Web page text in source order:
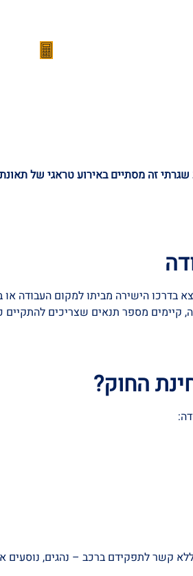
זה מסתיים באירוע טראגי של
בדרכו הישירה מביתו למקום העבודה
קיימים מספר תנאים שצריכים להתקיים
החוק?
קשר לתפקידם ברכב – נהגים, נוסעים